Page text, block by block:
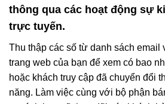
thông qua các hoạt động sự
trực tuyến.
Thu thập các số từ danh sách email
trang web của bạn để xem có bao
hoặc khách truy cập đã chuyển đổi
năng. Làm việc cùng với bộ phận